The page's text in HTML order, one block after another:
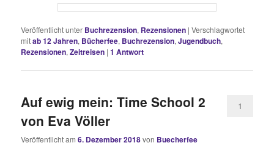
Veröffentlicht unter Buchrezension, Rezensionen |Verschlagwortet
mitab 12 Jahren, Bücherfee, Buchrezension,Jugendbuch,
Rezensionen,Zeitreisen |1 Antwort
Auf ewig mein: Time School 2
von Eva Völler
Veröffentlicht am6. Dezember 2018von Buecherfee
1